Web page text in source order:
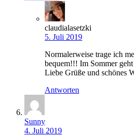
claudialasetzki
5. Juli 2019
Normalerweise trage ich
bequem!!! Im Sommer
Liebe Grüße und schönes
Antworten
Sunny
4. Juli 2019